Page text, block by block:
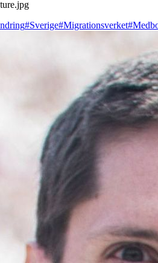
#Sverige#Migrationsverket